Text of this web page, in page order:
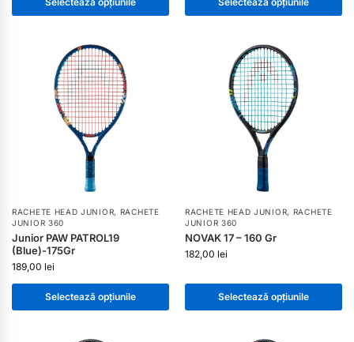
RACHETE HEAD JUNIOR, RACHETE
JUNIOR 360
Junior PAW PATROL19
(Blue)-175Gr
189,00 lei
Selectează opțiunile
RACHETE HEAD JUNIOR, RACHETE
JUNIOR 360
NOVAK 17 – 160 Gr
182,00 lei
Selectează opțiunile